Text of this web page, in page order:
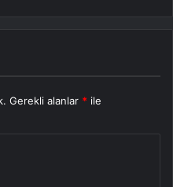
Gerekli alanlar * ile